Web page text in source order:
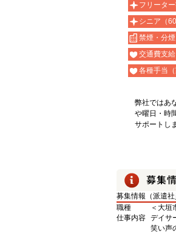
フリータ
シニア（
禁煙・分煙
交通費支給
各種手当
弊社ではあ
や曜日・時
サポートし
募集情報（派遣社
職種
＜大垣
仕事内容 デイサ
笑い声